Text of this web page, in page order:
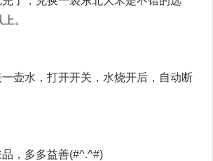
。
壶水，打开开关，水烧开后，自动断
，多多益善(#^.^#)